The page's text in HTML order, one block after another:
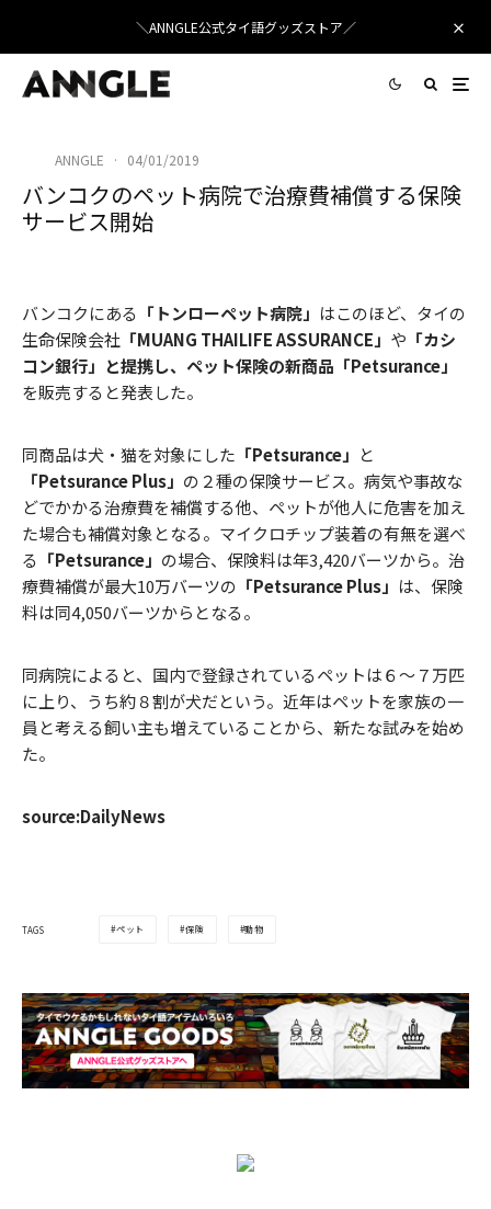
＼ANNGLE公式タイ語グッズストア／
ANNGLE · 04/01/2019
バンコクのペット病院で治療費補償する保険
サービス開始
バンコクにある 「トンローペット病院」 はこのほど、タイの
生命保険会社 「MUANG THAILIFE ASSURANCE」 や 「カシ
コン銀行」と提携し、ペット保険の新商品「Petsurance」
を販売すると発表した。
同商品は犬・猫を対象にした 「Petsurance」 と
「Petsurance Plus」 の２種の保険サービス。病気や事故な
どでかかる治療費を補償する他、ペットが他人に危害を加え
た場合も補償対象となる。マイクロチップ装着の有無を選べ
る 「Petsurance」 の場合、保険料は年3,420バーツから。治
療費補償が最大10万バーツの 「Petsurance Plus」 は、保険
料は同4,050バーツからとなる。
同病院によると、国内で登録されているペットは６～７万匹
に上り、うち約８割が犬だという。近年はペットを家族の一
員と考える飼い主も増えていることから、新たな試みを始め
た。
source:DailyNews
TAGS ペット 保険 動物